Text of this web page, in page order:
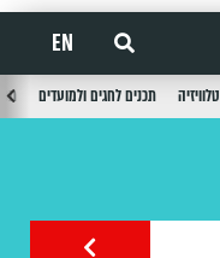
EN
טלוויזיה תכנים לחגים ולמועדים